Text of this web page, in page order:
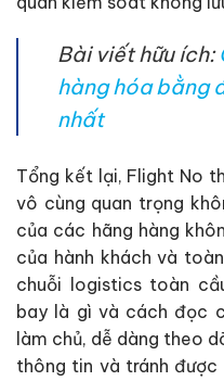
Bài viết hữu ích:
hàng hóa bằng
nhất
Tổng kết lại, Flight No
vô cùng quan trọng
của các hãng hàng
của hành khách và
chuỗi logistics toàn
bay là gì và cách đọc
làm chủ, dễ dàng theo
thông tin và tránh được